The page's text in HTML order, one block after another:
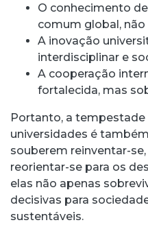
O conhecimento
comum global,
A inovação
interdisciplinar e
A cooperação
fortalecida, mas
Portanto, a tempestade
universidades é
souberem reinventar-
reorientar-se para os
elas não apenas
decisivas para
sustentáveis.